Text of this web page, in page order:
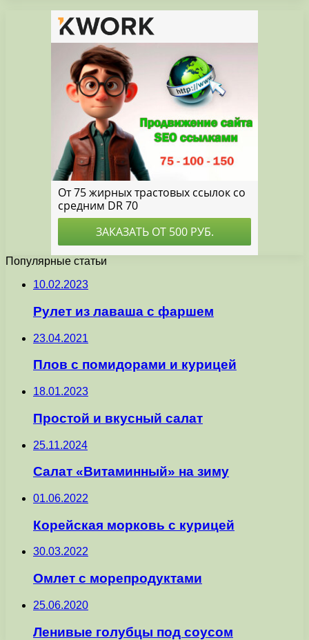
Популярные статьи
10.02.2023
Рулет из лаваша с фаршем
23.04.2021
Плов с помидорами и курицей
18.01.2023
Простой и вкусный салат
25.11.2024
Салат «Витаминный» на зиму
01.06.2022
Корейская морковь с курицей
30.03.2022
Омлет с морепродуктами
25.06.2020
Ленивые голубцы под соусом